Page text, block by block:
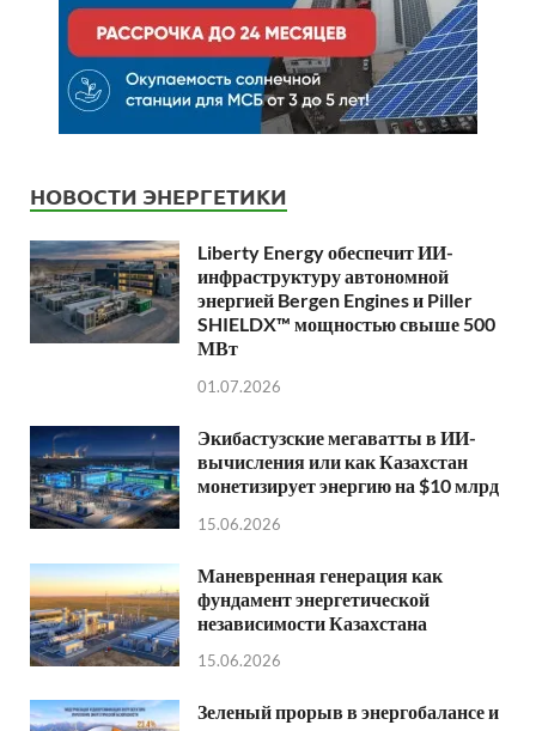
НОВОСТИ ЭНЕРГЕТИКИ
Liberty Energy обеспечит ИИ-
инфраструктуру автономной
энергией Bergen Engines и Piller
SHIELDX™ мощностью свыше 500
МВт
01.07.2026
Экибастузские мегаватты в ИИ-
вычисления или как Казахстан
монетизирует энергию на $10 млрд
15.06.2026
Маневренная генерация как
фундамент энергетической
независимости Казахстана
15.06.2026
Зеленый прорыв в энергобалансе и